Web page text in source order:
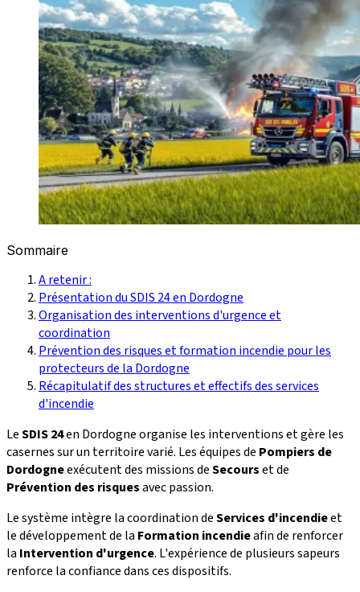
Sommaire
A retenir :
Présentation du SDIS 24 en Dordogne
Organisation des interventions d'urgence et
coordination
Prévention des risques et formation incendie pour les
protecteurs de la Dordogne
Récapitulatif des structures et effectifs des services
d'incendie
LeSDIS 24en Dordogne organise les interventions et gère les
casernes sur un territoire varié. Les équipes de Pompiers de
Dordogneexécutent des missions deSecourset de
Prévention des risquesavec passion.
Le système intègre la coordination deServices d'incendieet
le développement de la Formation incendieafin de renforcer
la Intervention d'urgence. L'expérience de plusieurs sapeurs
renforce la confiance dans ces dispositifs.